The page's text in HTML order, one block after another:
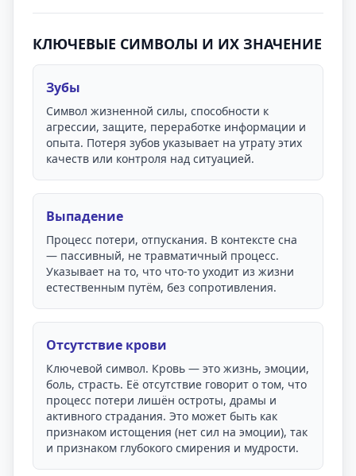
КЛЮЧЕВЫЕ СИМВОЛЫ И ИХ ЗНАЧЕНИЕ
Зубы
Символ жизненной силы, способности к
агрессии, защите, переработке информации и
опыта. Потеря зубов указывает на утрату этих
качеств или контроля над ситуацией.
Выпадение
Процесс потери, отпускания. В контексте сна
— пассивный, не травматичный процесс.
Указывает на то, что что-то уходит из жизни
естественным путём, без сопротивления.
Отсутствие крови
Ключевой символ. Кровь — это жизнь, эмоции,
боль, страсть. Её отсутствие говорит о том, что
процесс потери лишён остроты, драмы и
активного страдания. Это может быть как
признаком истощения (нет сил на эмоции), так
и признаком глубокого смирения и мудрости.